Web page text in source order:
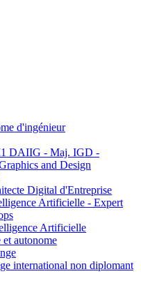
d'ingénieur
DAIIG - Maj. IGD -
and Design
Digital d'Entreprise
Artificielle - Expert
Artificielle
autonome
international non diplomant